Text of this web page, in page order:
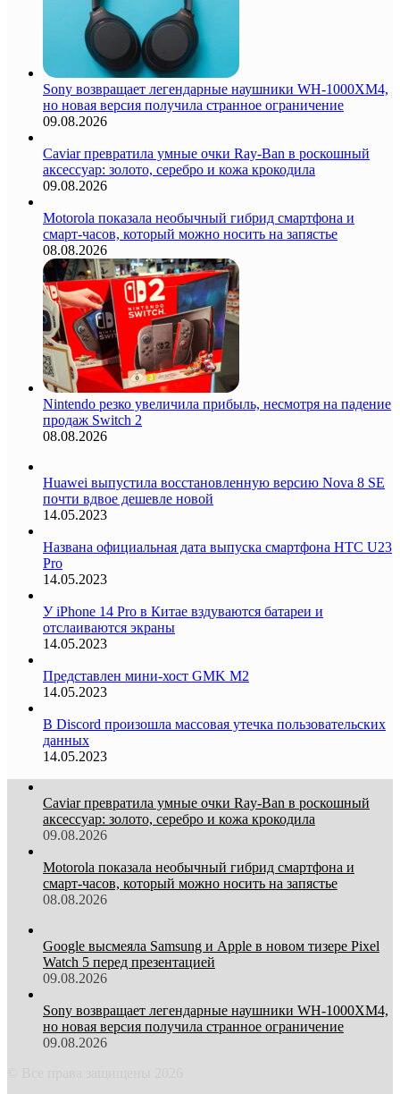
Sony возвращает легендарные наушники WH-1000XM4,
но новая версия получила странное ограничение
09.08.2026
Caviar превратила умные очки Ray-Ban в роскошный
аксессуар: золото, серебро и кожа крокодила
09.08.2026
Motorola показала необычный гибрид смартфона и
смарт-часов, который можно носить на запястье
08.08.2026
Nintendo резко увеличила прибыль, несмотря на падение
продаж Switch 2
08.08.2026
Huawei выпустила восстановленную версию Nova 8 SE
почти вдвое дешевле новой
14.05.2023
Названа официальная дата выпуска смартфона HTC U23
Pro
14.05.2023
У iPhone 14 Pro в Китае вздуваются батареи и
отслаиваются экраны
14.05.2023
Представлен мини-хост GMK M2
14.05.2023
В Discord произошла массовая утечка пользовательских
данных
14.05.2023
Caviar превратила умные очки Ray-Ban в роскошный
аксессуар: золото, серебро и кожа крокодила
09.08.2026
Motorola показала необычный гибрид смартфона и
смарт-часов, который можно носить на запястье
08.08.2026
Google высмеяла Samsung и Apple в новом тизере Pixel
Watch 5 перед презентацией
09.08.2026
Sony возвращает легендарные наушники WH-1000XM4,
но новая версия получила странное ограничение
09.08.2026